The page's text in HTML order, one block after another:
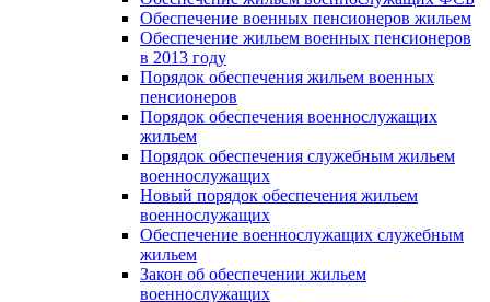
Обеспечение военных пенсионеров жильем
Обеспечение жильем военных пенсионеров
в 2013 году
Порядок обеспечения жильем военных
пенсионеров
Порядок обеспечения военнослужащих
жильем
Порядок обеспечения служебным жильем
военнослужащих
Новый порядок обеспечения жильем
военнослужащих
Обеспечение военнослужащих служебным
жильем
Закон об обеспечении жильем
военнослужащих